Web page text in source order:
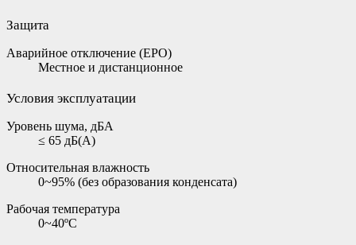
Защита
Аварийное отключение (EPO)
Местное и дистанционное
Условия эксплуатации
Уровень шума, дБА
≤ 65 дБ(А)
Относительная влажность
0~95% (без образования конденсата)
Рабочая температура
0~40ºC